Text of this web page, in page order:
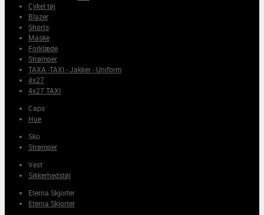
Cykel tøj
Blazer
Shorts
Maske
Forklæde
Strømper
TAXA -TAXI - Jakker - Uniform
4x27
4x27 TAXI
Caps
Hue
Sko
Strømper
Vest
Sikkerhedstøj
Eterna Skjorter
Eterna Skjorter